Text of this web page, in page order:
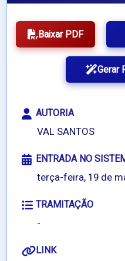
Baixar PDF
Gerar
AUTORIA
VAL SANTOS
ENTRADA NO
terça-feira, 19 de
TRAMITAÇÃO
-
LINK